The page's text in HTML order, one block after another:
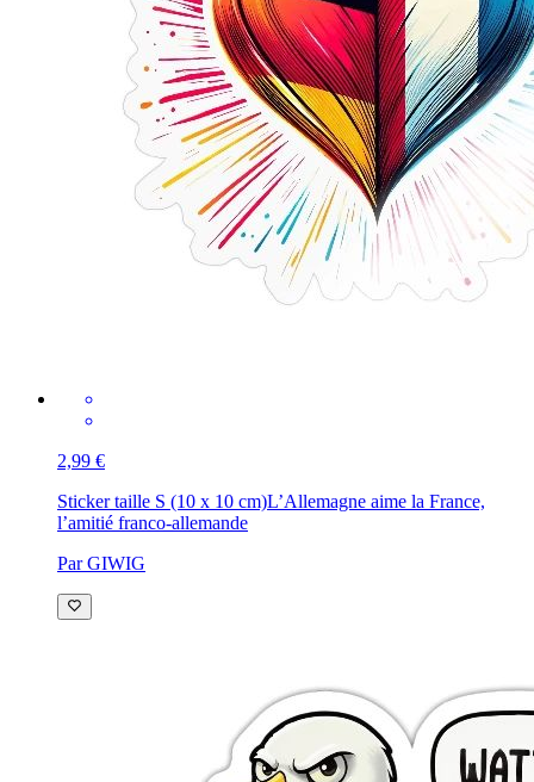
2,99 €
Sticker taille S (10 x 10 cm)L’Allemagne aime la France,
l’amitié franco-allemande
Par GIWIG